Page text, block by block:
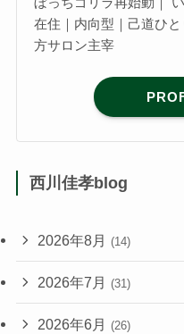
在住｜内向型｜己道ひ
方サロン主宰
西川佳孝blog
2026年8月 (14)
2026年7月 (31)
2026年6月 (26)